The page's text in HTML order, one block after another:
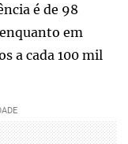
é de 98
em
a cada 100 mil